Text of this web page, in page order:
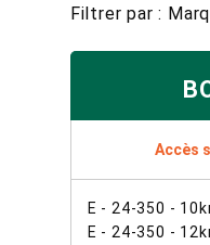
Filtrer par :
Accès
E - 24-350 -
E - 24-350 -